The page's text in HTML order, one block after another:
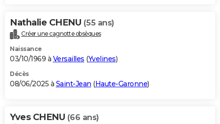
Nathalie CHENU (55 ans)
Créer une cagnotte obsèques
Naissance
03/10/1969 à Versailles (Yvelines)
Décès
08/06/2025 à Saint-Jean (Haute-Garonne)
Yves CHENU (66 ans)